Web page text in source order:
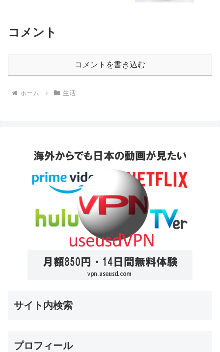
コメント
コメントを書き込む
ホーム 生活
サイト内検索
プロフィール